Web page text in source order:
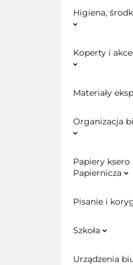
Higiena,
Koperty i
Materiały
Organizacja
Papiery ksero
Papiernicza
Pisanie i
Szkoła
Urządzenia